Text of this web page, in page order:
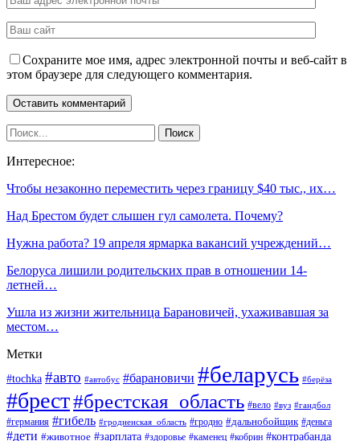
Сохраните мое имя, адрес электронной почты и веб-сайт в
этом браузере для следующего комментария.
Интересное:
Чтобы незаконно переместить через границу $40 тыс., их…
Над Брестом будет слышен гул самолета. Почему?
Нужна работа? 19 апреля ярмарка вакансий учреждений…
Белоруса лишили родительских прав в отношении 14-
летней…
Ушла из жизни жительница Барановичей, ухаживавшая за
местом…
Метки
#tochka #авто #автобус #барановичи #беларусь #берёза
#брест#брестская_область #вело #вуз #гандбол
#германия #гибель #гродненская_область #гродно #дальнобойщик #деньга
#дети #животное #зарплата #здоровье #каменец #кобрин #контрабанда